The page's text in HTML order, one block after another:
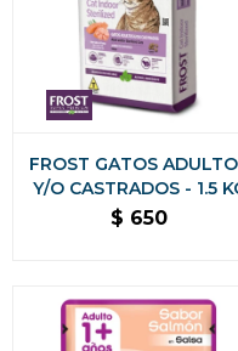
FROST GATOS
Y/O CASTRADOS - 1.5
$ 650